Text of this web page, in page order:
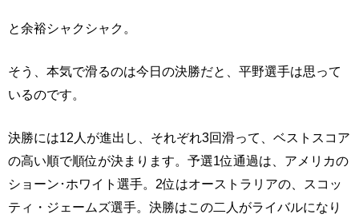
と余裕シャクシャク。
そう、本気で滑るのは今日の決勝だと、平野選手は思って
いるのです。
決勝には12人が進出し、それぞれ3回滑って、ベストスコア
の高い順で順位が決まります。予選1位通過は、アメリカの
ショーン･ホワイト選手。2位はオーストラリアの、スコッ
ティ・ジェームズ選手。決勝はこの二人がライバルになり